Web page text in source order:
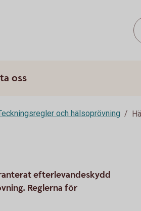
oss
och hälsoprövning
efterlevandeskydd
Reglerna för